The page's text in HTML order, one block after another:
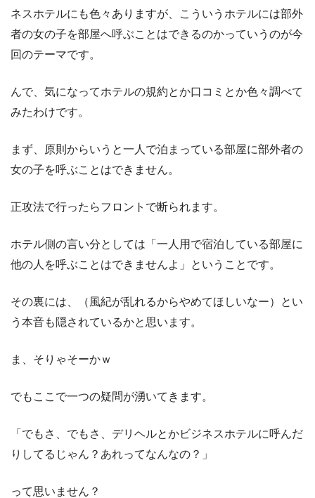
ネスホテルにも色々ありますが、こういうホテルには部外
者の女の子を部屋へ呼ぶことはできるのかっていうのが今
回のテーマです。
んで、気になってホテルの規約とか口コミとか色々調べて
みたわけです。
まず、原則からいうと一人で泊まっている部屋に部外者の
女の子を呼ぶことはできません。
正攻法で行ったらフロントで断られます。
ホテル側の言い分としては「一人用で宿泊している部屋に
他の人を呼ぶことはできませんよ」ということです。
その裏には、（風紀が乱れるからやめてほしいなー）とい
う本音も隠されているかと思います。
ま、そりゃそーかｗ
でもここで一つの疑問が湧いてきます。
「でもさ、でもさ、デリヘルとかビジネスホテルに呼んだ
りしてるじゃん？あれってなんなの？」
って思いません？